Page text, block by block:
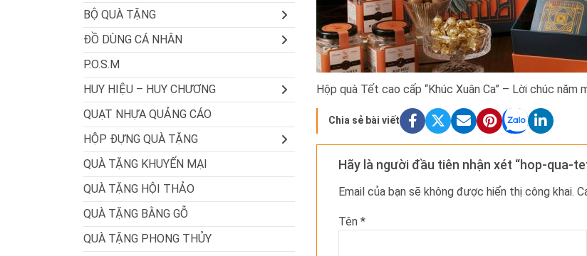
Hộp quà Tết cao cấp “Khúc Xuân Ca” – Lời chúc năm
Chia sẻ bài viết
Hãy là người đầu tiên nhận xét “hop-qua-
Email của bạn sẽ không được hiển thị công khai.
Tên *
BỘ QUÀ TẶNG
ĐỒ DÙNG CÁ NHÂN
P.O.S.M
HUY HIỆU – HUY CHƯƠNG
QUẠT NHỰA QUẢNG CÁO
HỘP ĐỰNG QUÀ TẶNG
QUÀ TẶNG KHUYẾN MẠI
QUÀ TẶNG HỘI THẢO
QUÀ TẶNG BẰNG GỖ
QUÀ TẶNG PHONG THỦY